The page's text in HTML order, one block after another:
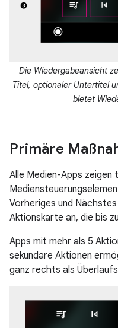
Die Wiedergabeansicht
Titel, optionaler Untertitel
bietet
Primäre
Alle Medien-Apps zeigen
Vorheriges und
Aktionskarte an, die bis
Apps mit mehr als 5
sekundäre Aktionen
ganz rechts als